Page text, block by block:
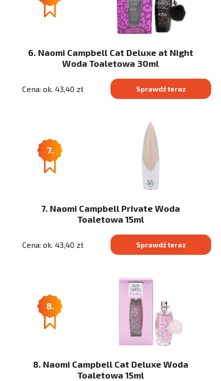
6. Naomi Campbell Cat Deluxe at Night
Woda Toaletowa 30ml
Cena: ok. 43,40 zł Sprawdź teraz
7.
7. Naomi Campbell Private Woda
Toaletowa 15ml
Cena: ok. 43,40 zł Sprawdź teraz
8.
8. Naomi Campbell Cat Deluxe Woda
Toaletowa 15ml